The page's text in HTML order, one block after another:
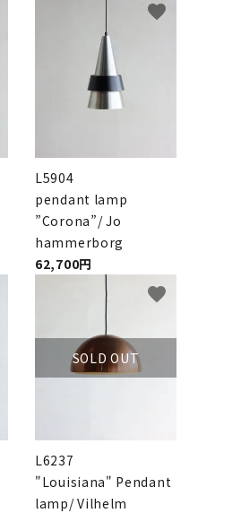
L5904
pendant lamp
”Corona”/ Jo
hammerborg
62,700円
favorite
SOLD OUT
L6237
"Louisiana" Pendant
lamp/ Vilhelm
favorite